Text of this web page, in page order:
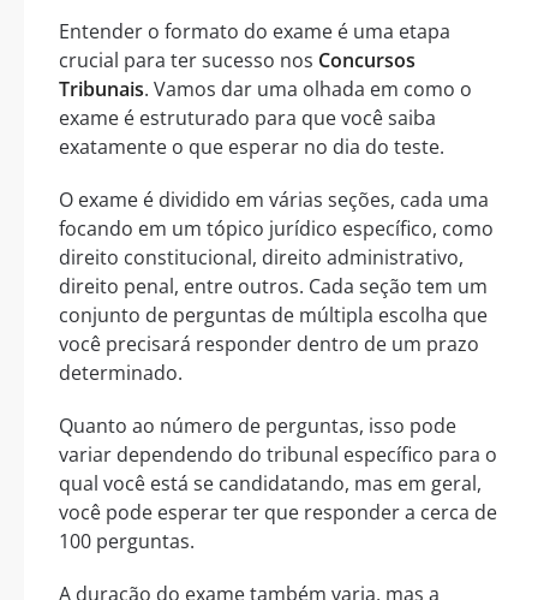
Entender o formato do exame é uma etapa
crucial para ter sucesso nos Concursos
Tribunais. Vamos dar uma olhada em como o
exame é estruturado para que você saiba
exatamente o que esperar no dia do teste.
O exame é dividido em várias seções, cada uma
focando em um tópico jurídico específico, como
direito constitucional, direito administrativo,
direito penal, entre outros. Cada seção tem um
conjunto de perguntas de múltipla escolha que
você precisará responder dentro de um prazo
determinado.
Quanto ao número de perguntas, isso pode
variar dependendo do tribunal específico para o
qual você está se candidatando, mas em geral,
você pode esperar ter que responder a cerca de
100 perguntas.
A duração do exame também varia, mas a